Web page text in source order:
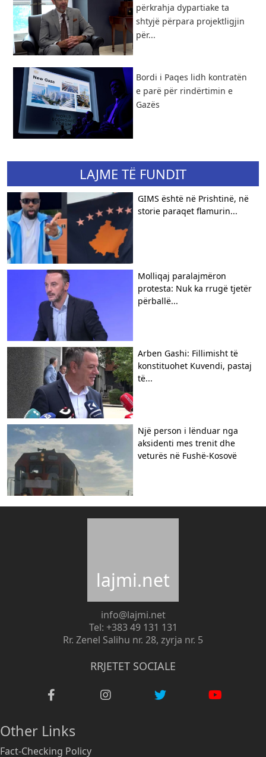
përkrahja dypartiake ta
shtyjë përpara projektligjin
për...
Bordi i Paqes lidh kontratën
e parë për rindërtimin e
Gazës
LAJME TË FUNDIT
GIMS është në Prishtinë, në
storie paraqet flamurin...
Molliqaj paralajmëron
protesta: Nuk ka rrugë tjetër
përballë...
Arben Gashi: Fillimisht të
konstituohet Kuvendi, pastaj
të...
Një person i lënduar nga
aksidenti mes trenit dhe
veturës në Fushë-Kosovë
lajmi.net
info@lajmi.net
Tel: +383 49 131 131
Rr. Zenel Salihu nr. 28, zyrja nr. 5
RRJETET SOCIALE
Other Links
Fact-Checking Policy